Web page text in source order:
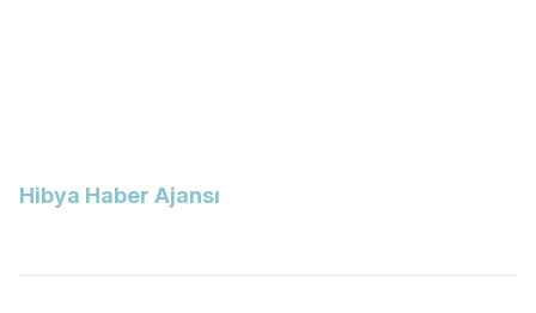
Hibya Haber Ajansı